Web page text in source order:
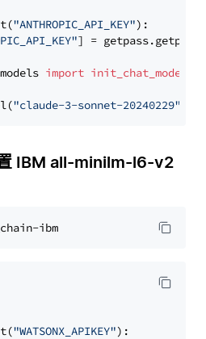
"ANTHROPIC_API_KEY"):
] = getpass.getpass(
import init_chat_model
"claude-3-sonnet-20240229"
IBM all-minilm-l6-v2
"WATSONX_APIKEY"):